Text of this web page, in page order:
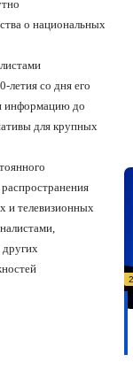
о национальных
летия со дня его
информацию до
для крупных
распространения
и телевизионных